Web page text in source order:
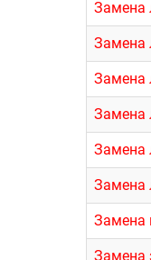
Замена
Замена
Замена
Замена
Замена
Замена
Замена
Замена